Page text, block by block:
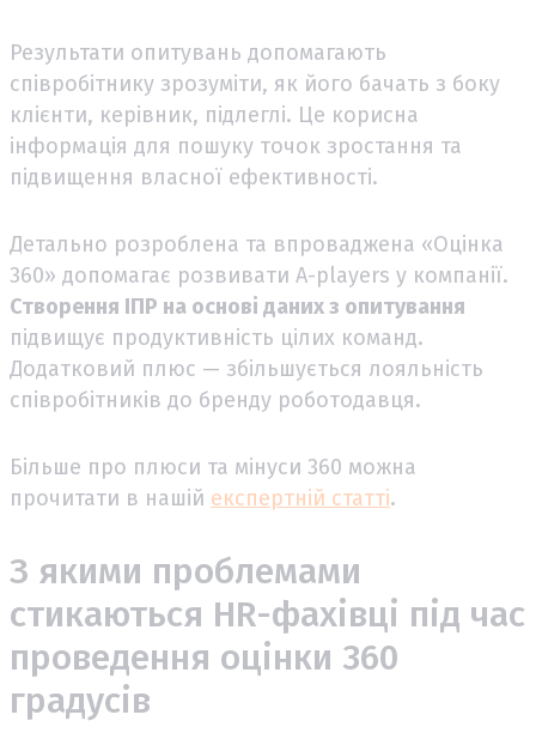
Результати опитувань допомагають
співробітнику зрозуміти, як його бачать з боку
клієнти, керівник, підлеглі. Це корисна
інформація для пошуку точок зростання та
підвищення власної ефективності.
Детально розроблена та впроваджена «Оцінка
360» допомагає розвивати А-players у компанії.
Створення ІПР на основі даних з опитування
підвищує продуктивність цілих команд.
Додатковий плюс — збільшується лояльність
співробітників до бренду роботодавця.
Більше про плюси та мінуси 360 можна
прочитати в нашій експертній статті.
З якими проблемами
стикаються HR-фахівці під час
проведення оцінки 360
градусів